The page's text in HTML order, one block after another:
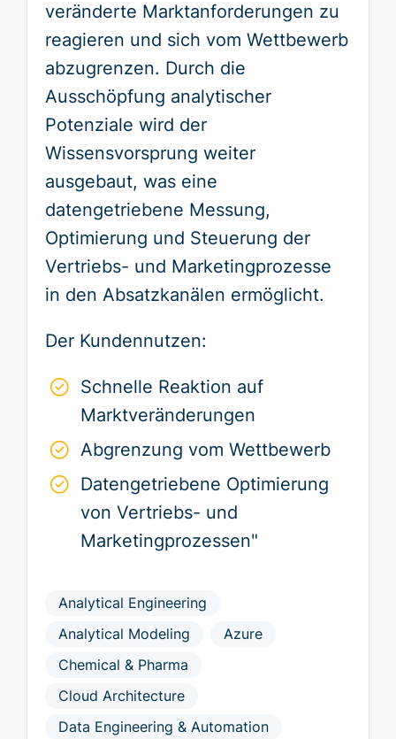
veränderte Marktanforderungen zu
reagieren und sich vom Wettbewerb
abzugrenzen. Durch die
Ausschöpfung analytischer
Potenziale wird der
Wissensvorsprung weiter
ausgebaut, was eine
datengetriebene Messung,
Optimierung und Steuerung der
Vertriebs- und Marketingprozesse
in den Absatzkanälen ermöglicht.
Der Kundennutzen:
Schnelle Reaktion auf
Marktveränderungen
Abgrenzung vom Wettbewerb
Datengetriebene Optimierung
von Vertriebs- und
Marketingprozessen"
Analytical Engineering
Analytical Modeling
Azure
Chemical & Pharma
Cloud Architecture
Data Engineering & Automation